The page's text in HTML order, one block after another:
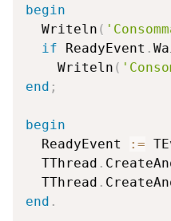
begin
  Writeln
(
if ReadyEvent .
    Writeln
(
end ;
begin
  ReadyEvent
:=
  TThread
.
  TThread
.
end .